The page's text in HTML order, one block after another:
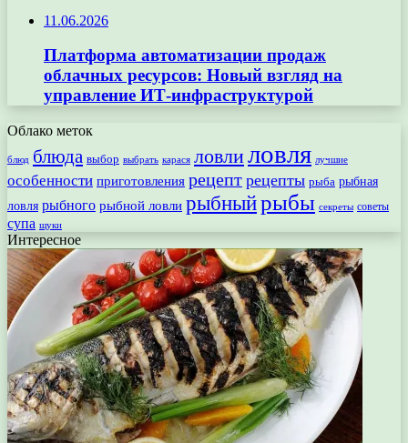
11.06.2026
Платформа автоматизации продаж
облачных ресурсов: Новый взгляд на
управление ИТ-инфраструктурой
Облако меток
блюд блюда выбор выбрать карася ловлиловля лучшие
особенности приготовления рецепт рецепты рыба рыбная
ловля рыбного рыбной ловли рыбныйрыбы секреты советы
супа щуки
Интересное